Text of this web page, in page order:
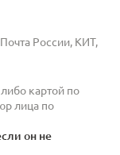
России, КИТ,
картой по
лица по
он не